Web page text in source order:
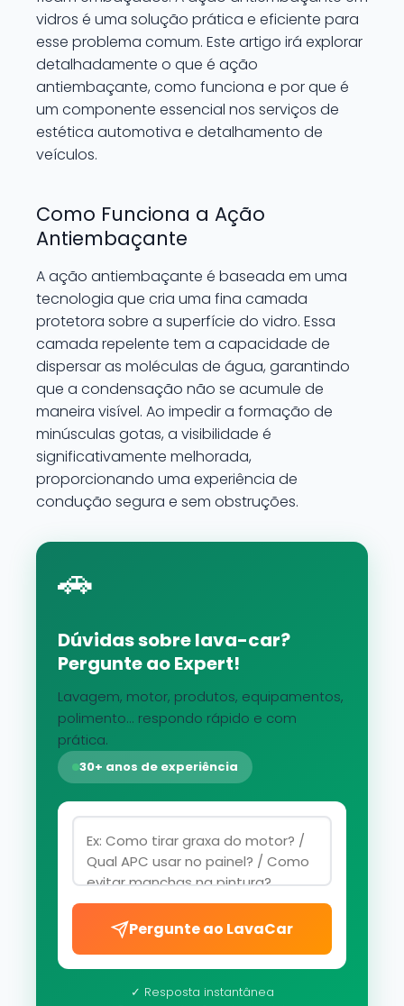
vidros é uma solução prática e eficiente para
esse problema comum. Este artigo irá explorar
detalhadamente o que é ação
antiembaçante, como funciona e por que é
um componente essencial nos serviços de
estética automotiva e detalhamento de
veículos.
Como Funciona a Ação
Antiembaçante
A ação antiembaçante é baseada em uma
tecnologia que cria uma fina camada
protetora sobre a superfície do vidro. Essa
camada repelente tem a capacidade de
dispersar as moléculas de água, garantindo
que a condensação não se acumule de
maneira visível. Ao impedir a formação de
minúsculas gotas, a visibilidade é
significativamente melhorada,
proporcionando uma experiência de
condução segura e sem obstruções.
🚗
Dúvidas sobre lava-car?
Pergunte ao Expert!
Lavagem, motor, produtos, equipamentos,
polimento... respondo rápido e com
prática.
30+ anos de experiência
Pergunte ao LavaCar
✓ Resposta instantânea